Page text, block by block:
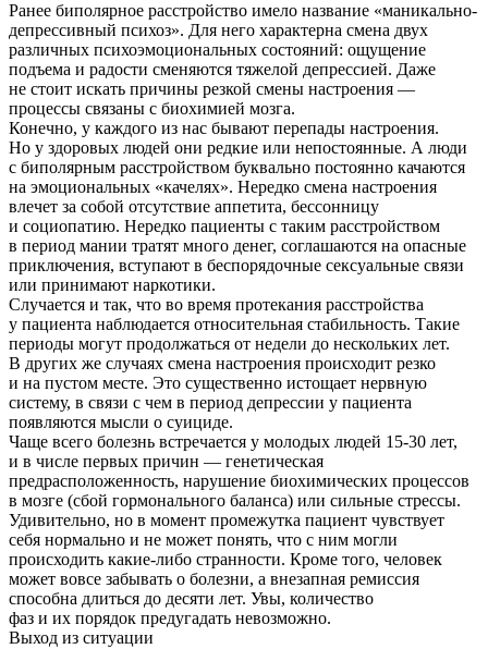
Ранее биполярное расстройство имело название «маникально-
депрессивный психоз». Для него характерна смена двух
различных психоэмоциональных состояний: ощущение
подъема и радости сменяются тяжелой депрессией. Даже
не стоит искать причины резкой смены настроения —
процессы связаны с биохимией мозга.
Конечно, у каждого из нас бывают перепады настроения.
Но у здоровых людей они редкие или непостоянные. А люди
с биполярным расстройством буквально постоянно качаются
на эмоциональных «качелях». Нередко смена настроения
влечет за собой отсутствие аппетита, бессонницу
и социопатию. Нередко пациенты с таким расстройством
в период мании тратят много денег, соглашаются на опасные
приключения, вступают в беспорядочные сексуальные связи
или принимают наркотики.
Случается и так, что во время протекания расстройства
у пациента наблюдается относительная стабильность. Такие
периоды могут продолжаться от недели до нескольких лет.
В других же случаях смена настроения происходит резко
и на пустом месте. Это существенно истощает нервную
систему, в связи с чем в период депрессии у пациента
появляются мысли о суициде.
Чаще всего болезнь встречается у молодых людей 15-30 лет,
и в числе первых причин — генетическая
предрасположенность, нарушение биохимических процессов
в мозге (сбой гормонального баланса) или сильные стрессы.
Удивительно, но в момент промежутка пациент чувствует
себя нормально и не может понять, что с ним могли
происходить какие-либо странности. Кроме того, человек
может вовсе забывать о болезни, а внезапная ремиссия
способна длиться до десяти лет. Увы, количество
фаз и их порядок предугадать невозможно.
Выход из ситуации